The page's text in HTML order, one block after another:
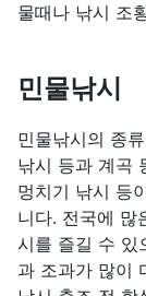
물때나 낚시 조
민물낚시
민물낚시의 종
낚시 등과 계곡
멍치기 낚시 등
니다. 전국에 많
시를 즐길 수 있
과 조과가 많이